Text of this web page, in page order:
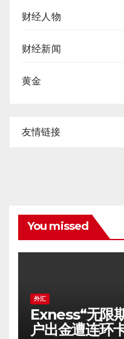
财经人物
财经新闻
黄金
友情链接
You missed
外汇
Exness“无限
户出金遭连环